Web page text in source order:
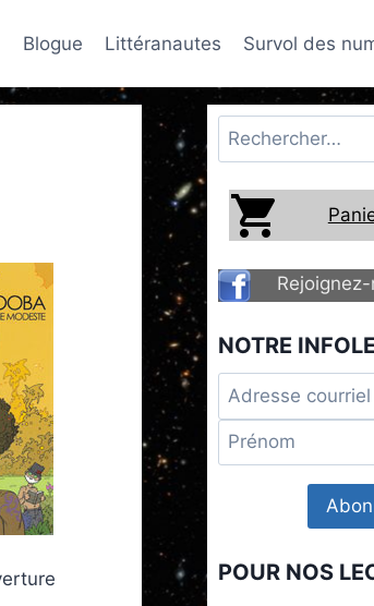
Blogue Littéranautes Survol des
Rechercher :
NOTRE
POUR NOS